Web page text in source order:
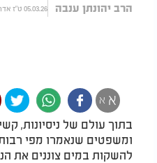
הרב יהונתן ענבה 05.03.26 ט"ז אדר התשפ"ו
א א
בתוך עולם של ניסיונות,
ומשפטים שנאמרו מפי
להשקות במים צוננים את